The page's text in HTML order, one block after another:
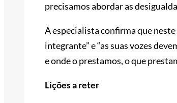
precisamos abordar as
A especialista confirma que
integrante” e “as suas vozes
e onde o prestamos, o que
Lições a reter